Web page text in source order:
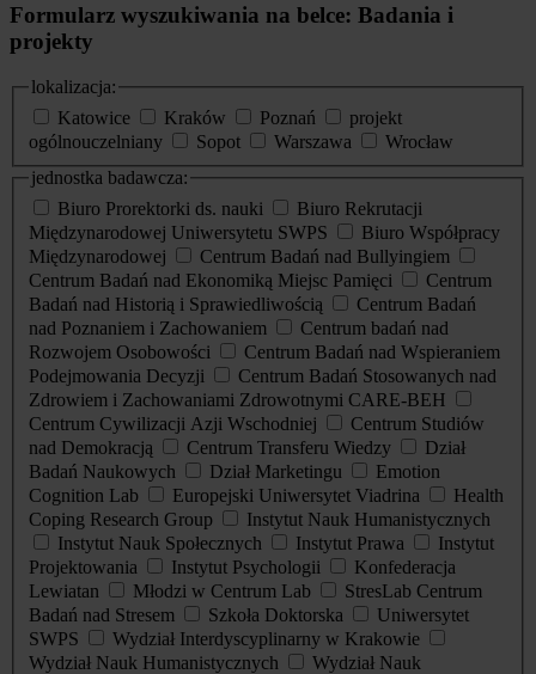
Formularz wyszukiwania na belce: Badania i
projekty
lokalizacja:
Katowice
Kraków Poznań
projekt
ogólnouczelniany
Sopot Warszawa
Wrocław
jednostka badawcza:
Biuro Prorektorki ds. nauki
Biuro Rekrutacji
Międzynarodowej Uniwersytetu SWPS
Biuro Współpracy
Międzynarodowej
Centrum Badań nad Bullyingiem
Centrum Badań nad Ekonomiką Miejsc Pamięci
Centrum
Badań nad Historią i Sprawiedliwością
Centrum Badań
nad Poznaniem i Zachowaniem
Centrum badań nad
Rozwojem Osobowości
Centrum Badań nad Wspieraniem
Podejmowania Decyzji
Centrum Badań Stosowanych nad
Zdrowiem i Zachowaniami Zdrowotnymi CARE-BEH
Centrum Cywilizacji Azji Wschodniej
Centrum Studiów
nad Demokracją
Centrum Transferu Wiedzy
Dział
Badań Naukowych
Dział Marketingu
Emotion
Cognition Lab
Europejski Uniwersytet Viadrina
Health
Coping Research Group
Instytut Nauk Humanistycznych
Instytut Nauk Społecznych
Instytut Prawa
Instytut
Projektowania
Instytut Psychologii
Konfederacja
Lewiatan
Młodzi w Centrum Lab
StresLab Centrum
Badań nad Stresem
Szkoła Doktorska
Uniwersytet
SWPS
Wydział Interdyscyplinarny w Krakowie
Wydział Nauk Humanistycznych
Wydział Nauk